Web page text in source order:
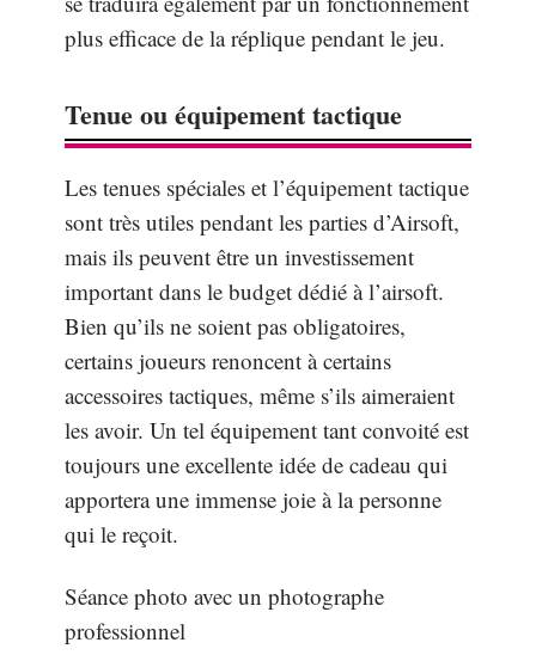
plus efficace de la réplique pendant le jeu.
Tenue ou équipement tactique
Les tenues spéciales et l’équipement tactique
sont très utiles pendant les parties d’Airsoft,
mais ils peuvent être un investissement
important dans le budget dédié à l’airsoft.
Bien qu’ils ne soient pas obligatoires,
certains joueurs renoncent à certains
accessoires tactiques, même s’ils aimeraient
les avoir. Un tel équipement tant convoité est
toujours une excellente idée de cadeau qui
apportera une immense joie à la personne
qui le reçoit.
Séance photo avec un photographe
professionnel